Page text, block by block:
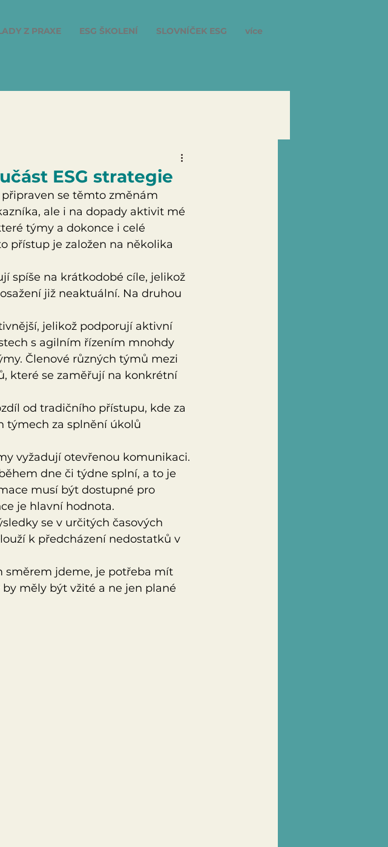
Z PRAXE ESG ŠKOLENÍ SLOVNÍČEK ESG více
ESG strategie
se těmto změnám
ale i na dopady aktivit mé
týmy a dokonce i celé
přístup je založen na několika
spíše na krátkodobé cíle, jelikož
již neaktuální. Na druhou
jelikož podporují aktivní
s agilním řízením mnohdy
Členové různých týmů mezi
které se zaměřují na konkrétní
od tradičního přístupu, kde za
týmech za splnění úkolů
vyžadují otevřenou komunikaci.
dne či týdne splní, a to je
musí být dostupné pro
je hlavní hodnota.
se v určitých časových
k předcházení nedostatků v
směrem jdeme, je potřeba mít
měly být vžité a ne jen plané